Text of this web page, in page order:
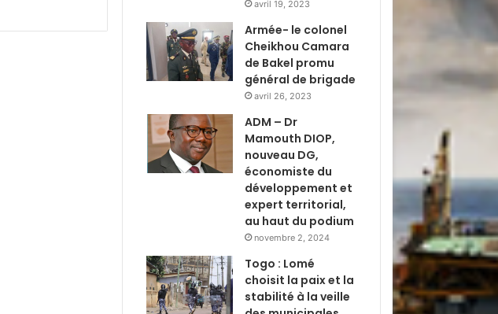
avril 19, 2023
Armée- le colonel
Cheikhou Camara
de Bakel promu
général de brigade
avril 26, 2023
ADM – Dr
Mamouth DIOP,
nouveau DG,
économiste du
développement et
expert territorial,
au haut du podium
novembre 2, 2024
Togo : Lomé
choisit la paix et la
stabilité à la veille